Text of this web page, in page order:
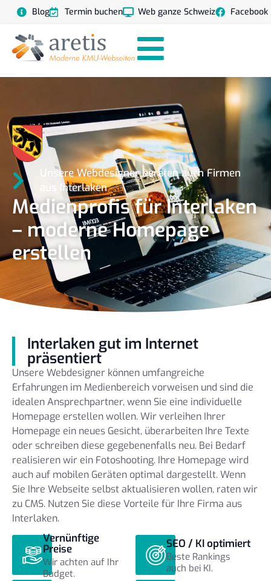
Blog Termin buchen Web ganze Schweiz Facebook
Unsere Webdesigner beraten auch Firmen
aus Interlaken
Medienprofis für Interlaken
– moderne Homepage
erstellen
Interlaken gut im Internet
präsentiert
Unsere Webdesigner können umfangreiche
Erfahrungen im Medienbereich vorweisen und sind die
idealen Ansprechpartner, wenn Sie eine individuelle
Homepage erstellen wollen. Wir verleihen Ihrer
Homepage ein neues Gesicht, überarbeiten Ihre Texte
oder schreiben diese gegebenenfalls neu. Bei Bedarf
realisieren wir ein Fotoshooting. Ihre Homepage wird
auch auf mobilen Geräten optimal dargestellt. Wenn
Sie Ihre Webseite selbst aktualisieren wollen, raten wir
zu CMS. Nutzen Sie diese Vorteile für Ihre Firma aus
Interlaken.
Vernünftige
Preise
Wir achten auf Ihr
Budget.
SEO / KI optimiert
Beste Rankings
auch bei KI.